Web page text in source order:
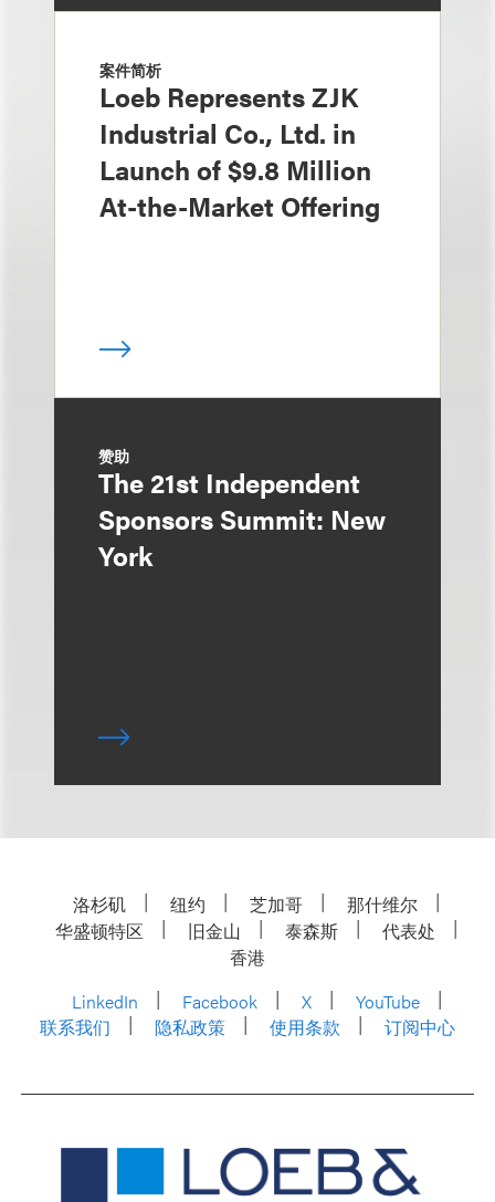
案件简析
Loeb Represents ZJK
Industrial Co., Ltd. in
Launch of $9.8 Million
At-the-Market Offering
赞助
The 21st Independent
Sponsors Summit: New
York
洛杉矶 纽约 芝加哥
那什维尔
华盛顿特区
旧金山 泰森斯
代表处
香港
LinkedIn
Facebook X
YouTube
联系我们
隐私政策 使用条款 订阅中心